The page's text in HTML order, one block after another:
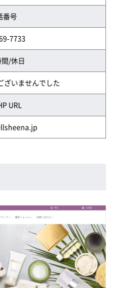
番号
7733
/休日
ざいませんでした
URL